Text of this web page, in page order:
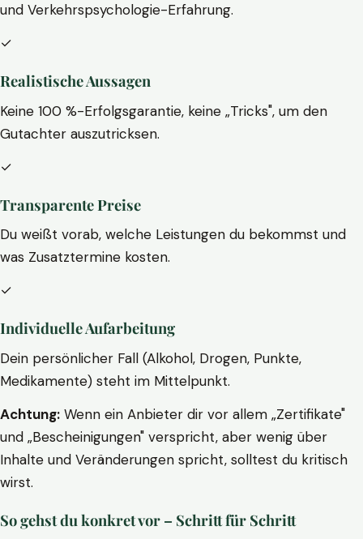
und Verkehrspsychologie-Erfahrung.
✓
Realistische Aussagen
Keine 100 %-Erfolgsgarantie, keine „Tricks", um den
Gutachter auszutricksen.
✓
Transparente Preise
Du weißt vorab, welche Leistungen du bekommst und
was Zusatztermine kosten.
✓
Individuelle Aufarbeitung
Dein persönlicher Fall (Alkohol, Drogen, Punkte,
Medikamente) steht im Mittelpunkt.
Achtung: Wenn ein Anbieter dir vor allem „Zertifikate"
und „Bescheinigungen" verspricht, aber wenig über
Inhalte und Veränderungen spricht, solltest du kritisch
wirst.
So gehst du konkret vor – Schritt für Schritt